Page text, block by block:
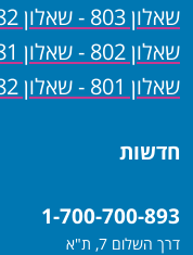
שאלון 803 - שאלון 382
שאלון 802 - שאלון 381
שאלון 801 - שאלון 182
חדשות
1-700-700-893
דרך השלום 7, ת"א